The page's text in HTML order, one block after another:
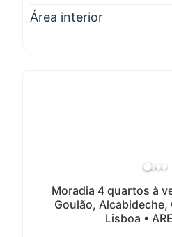
Área interior
Moradia 4 quartos à
Goulão, Alcabideche,
Lisboa •